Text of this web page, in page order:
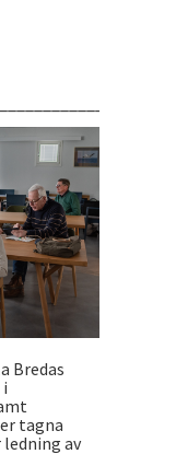
Bredas
i
tagna
av